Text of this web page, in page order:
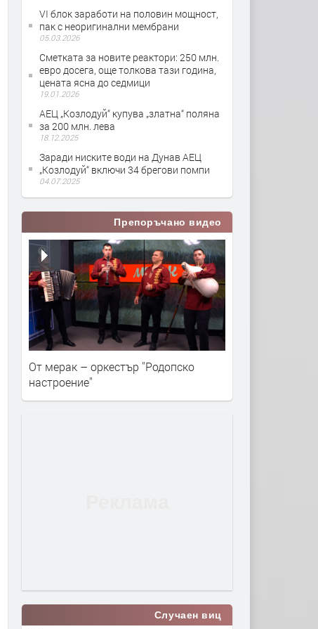
VI блок заработи на половин мощност,
пак с неоригинални мембрани
05.03.2026
Сметката за новите реактори: 250 млн.
евро досега, още толкова тази година,
цената ясна до седмици
19.01.2026
АЕЦ „Козлодуй“ купува „златна“ поляна
за 200 млн. лева
18.12.2025
Заради ниските води на Дунав АЕЦ
„Козлодуй“ включи 34 брегови помпи
04.07.2025
Препоръчано видео
От мерак – оркестър ''Родопско
настроение''
Случаен виц